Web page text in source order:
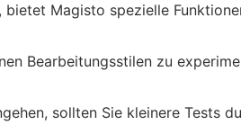
Magisto spezielle
Bearbeitungsstilen zu
sollten Sie kleinere Tests